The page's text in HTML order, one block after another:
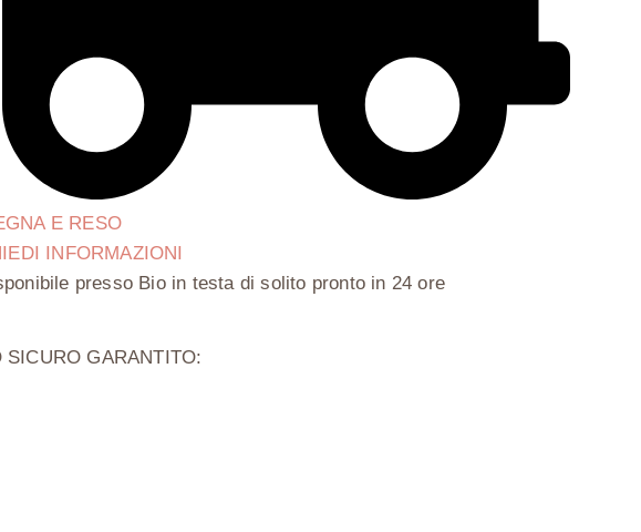
E RESO
INFORMAZIONI
presso Bio in testa di solito pronto in 24 ore
SICURO GARANTITO: